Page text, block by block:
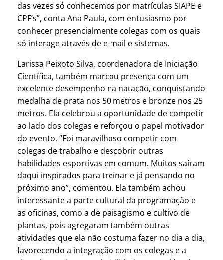
das vezes só conhecemos por matrículas SIAPE e
CPF’s”, conta Ana Paula, com entusiasmo por
conhecer presencialmente colegas com os quais
só interage através de e-mail e sistemas.
Larissa Peixoto Silva, coordenadora de Iniciação
Científica, também marcou presença com um
excelente desempenho na natação, conquistando
medalha de prata nos 50 metros e bronze nos 25
metros. Ela celebrou a oportunidade de competir
ao lado dos colegas e reforçou o papel motivador
do evento. “Foi maravilhoso competir com
colegas de trabalho e descobrir outras
habilidades esportivas em comum. Muitos saíram
daqui inspirados para treinar e já pensando no
próximo ano”, comentou. Ela também achou
interessante a parte cultural da programação e
as oficinas, como a de paisagismo e cultivo de
plantas, pois agregaram também outras
atividades que ela não costuma fazer no dia a dia,
favorecendo a integração com os colegas e a